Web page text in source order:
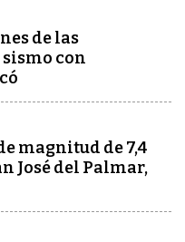
de las
con
magnitud de 7,4
José del Palmar,